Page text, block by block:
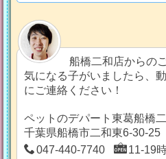
船橋二和店からの
気になる子がいましたら、
にご連絡ください！
ペットのデパート東葛船橋
千葉県船橋市二和東6-30-25
047-440-7740
11-19